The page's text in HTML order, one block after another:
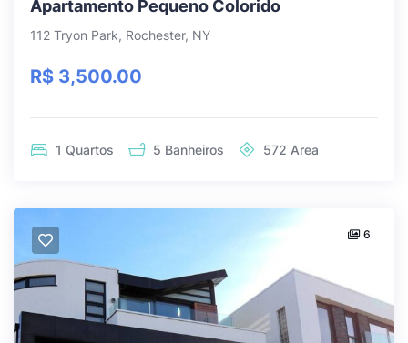
Apartamento Pequeno Colorido
112 Tryon Park, Rochester, NY
R$ 3,500.00
1 Quartos 5 Banheiros 572 Area
6